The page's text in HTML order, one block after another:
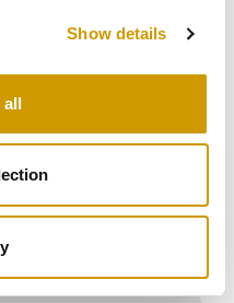
Show details
all